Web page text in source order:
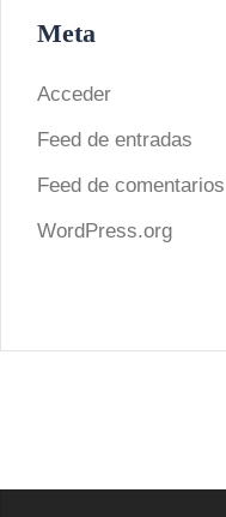
Meta
Acceder
Feed de entradas
Feed de comentarios
WordPress.org